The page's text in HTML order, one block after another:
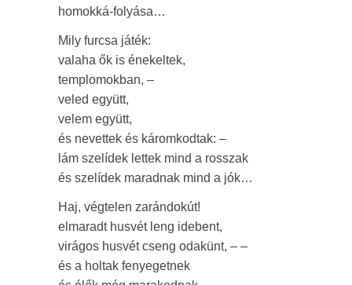
homokká-folyása…
Mily furcsa játék:
valaha ők is énekeltek,
templomokban, –
veled együtt,
velem együtt,
és nevettek és káromkodtak: –
lám szelídek lettek mind a rosszak
és szelídek maradnak mind a jók…
Haj, végtelen zarándokút!
elmaradt husvét leng idebent,
virágos husvét cseng odakünt, – –
és a holtak fenyegetnek